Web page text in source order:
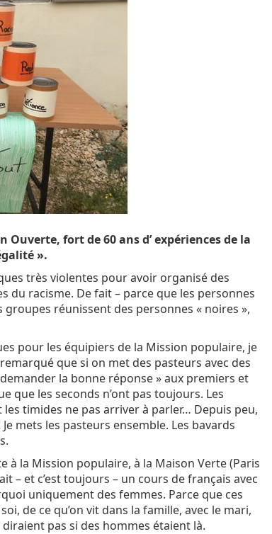
fort de 60 ans d’ expériences de la
».
très violentes pour avoir organisé des
du racisme. De fait – parce que les personnes
réunissent des personnes « noires »,
pour les équipiers de la Mission populaire, je
que si on met des pasteurs avec des
la bonne réponse » aux premiers et
que les seconds n’ont pas toujours. Les
timides ne pas arriver à parler… Depuis peu,
mets les pasteurs ensemble. Les bavards
la Mission populaire, à la Maison Verte (Paris
– et c’est toujours – un cours de français avec
uniquement des femmes. Parce que ces
de ce qu’on vit dans la famille, avec le mari,
pas si des hommes étaient là.